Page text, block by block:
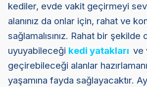
kediler, evde vakit geçirmeyi
alanınız da onlar için, rahat ve
sağlamalısınız. Rahat bir şekilde
uyuyabileceği kedi yatakları ve
geçirebileceği alanlar
yaşamına fayda sağlayacaktır.